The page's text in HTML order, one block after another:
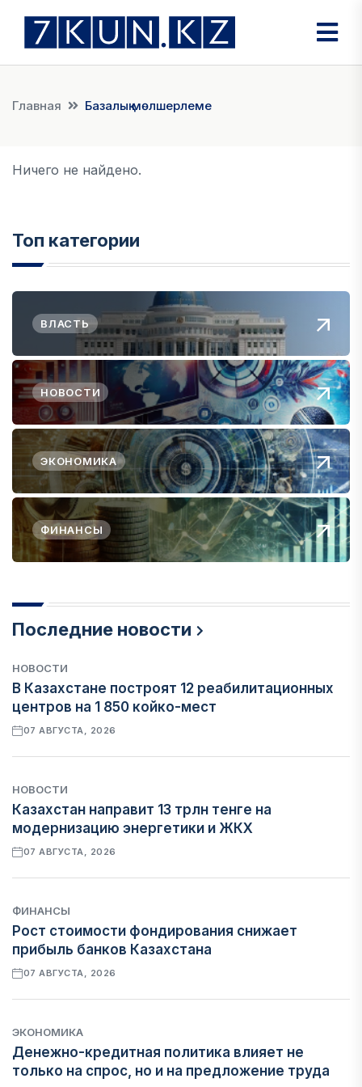
Главная Базалық мөлшерлеме
Ничего не найдено.
Топ категории
ВЛАСТЬ
НОВОСТИ
ЭКОНОМИКА
ФИНАНСЫ
Последние новости
НОВОСТИ
В Казахстане построят 12 реабилитационных
центров на 1 850 койко-мест
07 АВГУСТА, 2026
НОВОСТИ
Казахстан направит 13 трлн тенге на
модернизацию энергетики и ЖКХ
07 АВГУСТА, 2026
ФИНАНСЫ
Рост стоимости фондирования снижает
прибыль банков Казахстана
07 АВГУСТА, 2026
ЭКОНОМИКА
Денежно-кредитная политика влияет не
только на спрос, но и на предложение труда